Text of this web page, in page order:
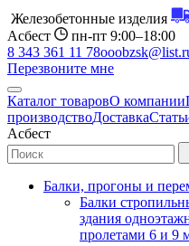
Железобетонные изделия
Асбест
пн-пт 9:00–18:00
8 343 361 11 78
Перезвоните мне
Каталог товаровО компании
производствоДоставка
Асбест
Балки, прогоны и
Балки
здания
пролетами 6 и